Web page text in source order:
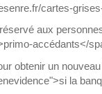
cartes-
aux
accédants</
obtenir un
la